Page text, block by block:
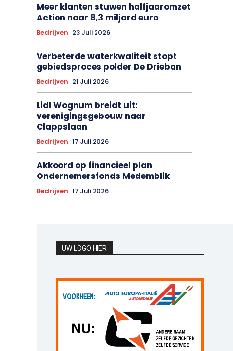
Meer klanten stuwen halfjaaromzet
Action naar 8,3 miljard euro
Bedrijven 23 Juli 2026
Verbeterde waterkwaliteit stopt
gebiedsproces polder De Drieban
Bedrijven 21 Juli 2026
Lidl Wognum breidt uit:
verenigingsgebouw naar
Clappslaan
Bedrijven 17 Juli 2026
Akkoord op financieel plan
Ondernemersfonds Medemblik
Bedrijven 17 Juli 2026
UW LOGO HIER